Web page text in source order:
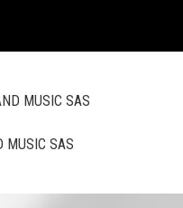
MUSIC SAS
MUSIC SAS